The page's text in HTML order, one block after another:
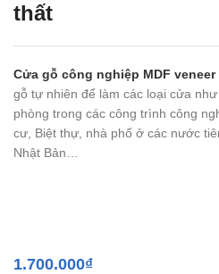
thất
Cửa gỗ công nghiệp MDF veneer
gỗ tự nhiên để làm các loại cửa
phòng trong các công trình công
cư, Biệt thự, nhà phố ở các nước
Nhật Bản…
1.700.000₫